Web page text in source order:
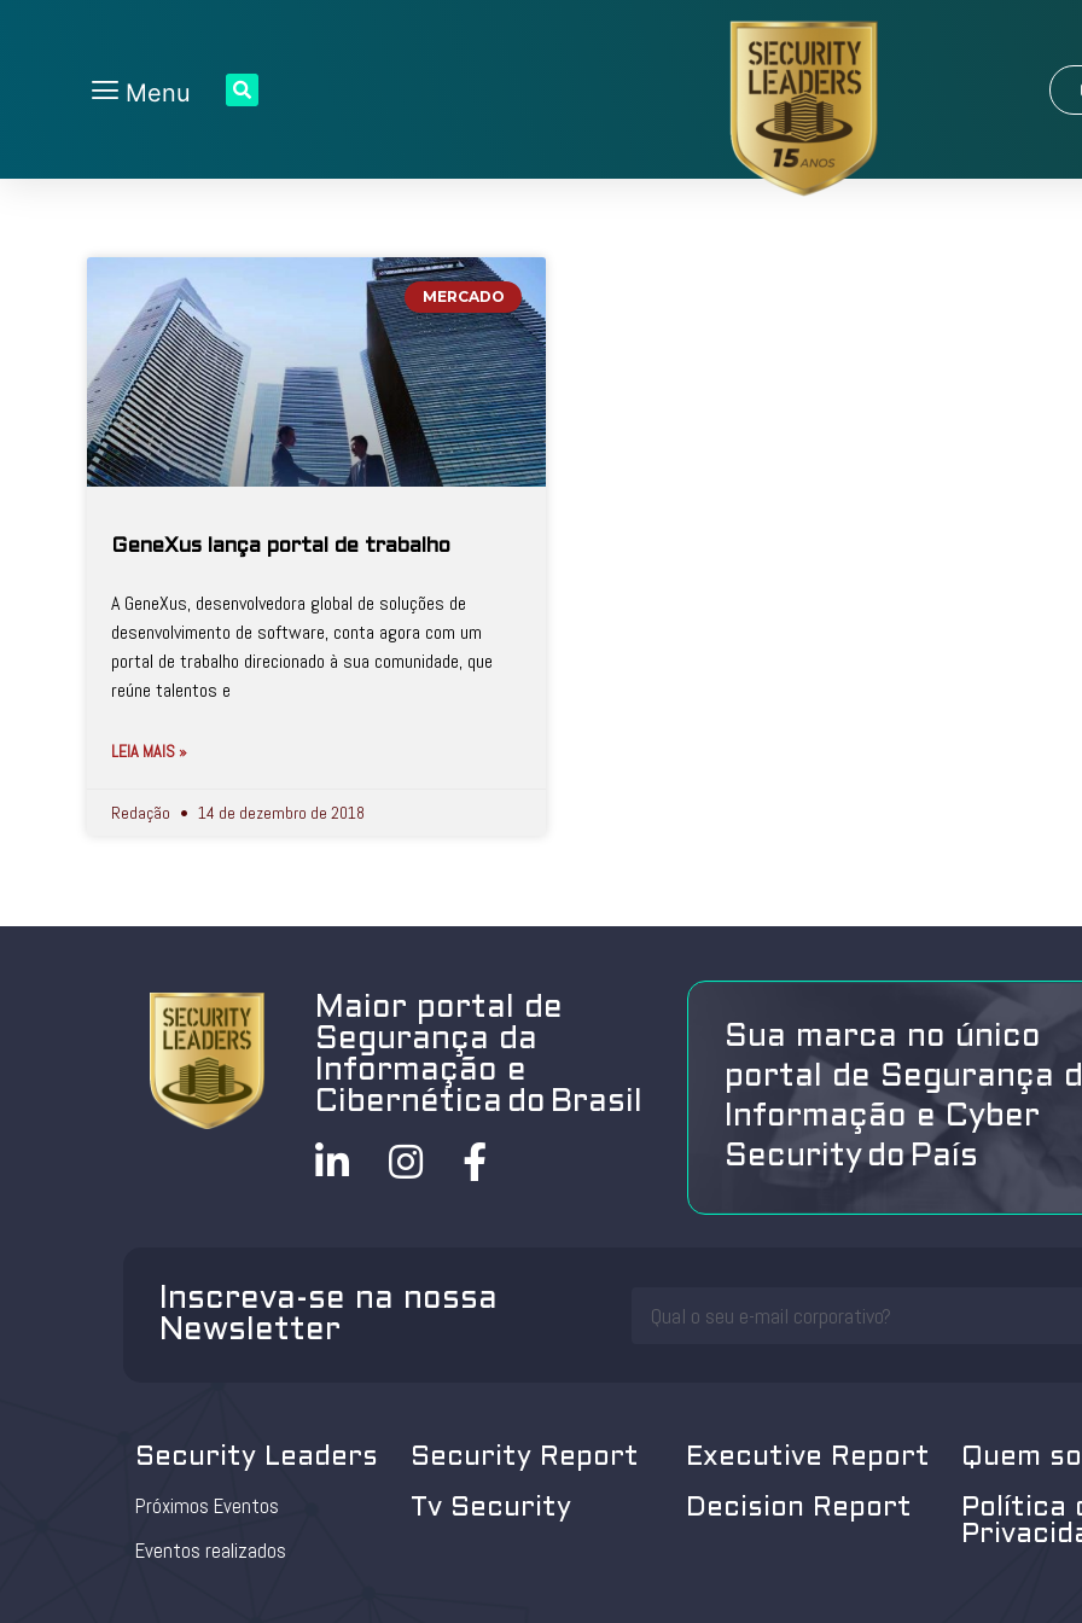
Menu
MERCADO
GeneXus lança portal de trabalho
A GeneXus, desenvolvedora global de soluções de
desenvolvimento de software, conta agora com um
portal de trabalho direcionado à sua comunidade, que
reúne talentos e
LEIA MAIS »
Redação 14 de dezembro de 2018
Maior portal de
Segurança da
Informação e
Cibernética do Brasil
Sua marca no único
portal de Segurança
Informação e Cyber
Security do País
Inscreva-se na nossa
Newsletter
Security Leaders
Próximos Eventos
Eventos realizados
Security Report
Tv Security
Executive Report
Decision Report
Quem
Política